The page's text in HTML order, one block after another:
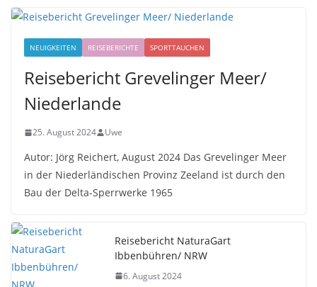
NEUIGKEITEN REISEBERICHTE SPORTTAUCHEN
Reisebericht Grevelinger Meer/
Niederlande
25. August 2024 Uwe
Autor: Jörg Reichert, August 2024 Das Grevelinger Meer
in der Niederländischen Provinz Zeeland ist durch den
Bau der Delta-Sperrwerke 1965
Reisebericht NaturaGart
Ibbenbühren/ NRW
6. August 2024